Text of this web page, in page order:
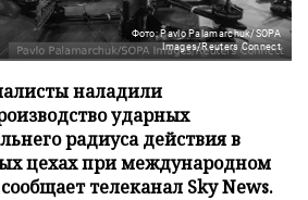
Фото: Pavlo Palamarchuk/SOPA
Images/Reuters Connect
наладили
ударных
радиуса действия в
цехах при международном
телеканал Sky News.